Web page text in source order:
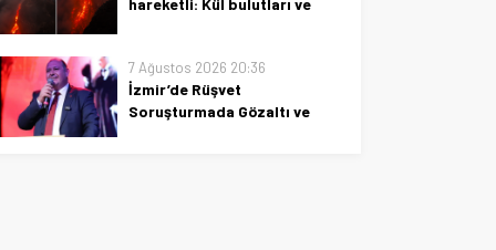
hareketli: Kül bulutları ve
hareketli: kül bulutları uçuşları
etkiliyor; bölge halkı ve yetkililer
güvenlik için önlemleri artırdı.
7 Ağustos 2026 20:36
İzmir’de Rüşvet
Soruşturmada Gözaltı ve